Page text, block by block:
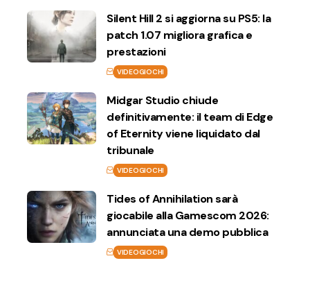
Silent Hill 2 si aggiorna su PS5: la
patch 1.07 migliora grafica e
prestazioni
VIDEOGIOCHI
Midgar Studio chiude
definitivamente: il team di Edge
of Eternity viene liquidato dal
tribunale
VIDEOGIOCHI
Tides of Annihilation sarà
giocabile alla Gamescom 2026:
annunciata una demo pubblica
VIDEOGIOCHI